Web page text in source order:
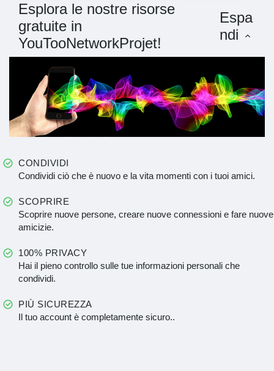
Esplora le nostre risorse
gratuite in
YouTooNetworkProjet!
Espa
ndi
CONDIVIDI
Condividi ciò che è nuovo e la vita momenti con i tuoi amici.
SCOPRIRE
Scoprire nuove persone, creare nuove connessioni e fare nuove
amicizie.
100% PRIVACY
Hai il pieno controllo sulle tue informazioni personali che
condividi.
PIÙ SICUREZZA
Il tuo account è completamente sicuro..